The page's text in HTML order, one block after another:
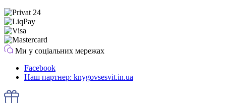
Ми у соціальних мережах
Facebook
Наш партнер: knygovsesvit.in.ua